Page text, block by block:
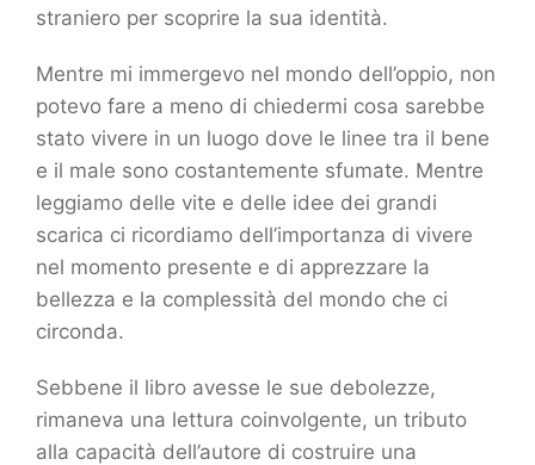
straniero per scoprire la sua identità.
Mentre mi immergevo nel mondo dell’oppio, non
potevo fare a meno di chiedermi cosa sarebbe
stato vivere in un luogo dove le linee tra il bene
e il male sono costantemente sfumate. Mentre
leggiamo delle vite e delle idee dei grandi
scarica ci ricordiamo dell’importanza di vivere
nel momento presente e di apprezzare la
bellezza e la complessità del mondo che ci
circonda.
Sebbene il libro avesse le sue debolezze,
rimaneva una lettura coinvolgente, un tributo
alla capacità dell’autore di costruire una